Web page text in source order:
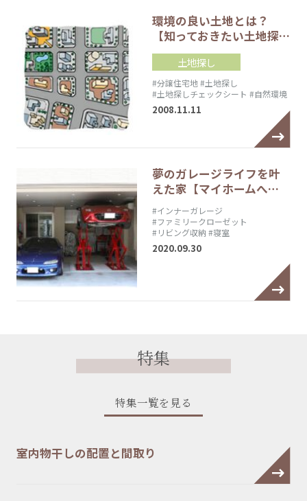
環境の良い土地とは？
【知っておきたい土地探…
土地探し
#分譲住宅地#土地探し
#土地探しチェックシート #自然環境
2008.11.11
夢のガレージライフを叶
えた家【マイホームへ…
#インナーガレージ
#ファミリークローゼット
#リビング収納 #寝室
2020.09.30
特集
特集一覧を見る
室内物干しの配置と間取り